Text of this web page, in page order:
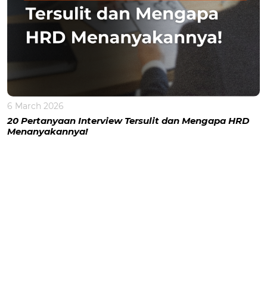
6 March 2026
20 Pertanyaan Interview Tersulit dan Mengapa HRD
Menanyakannya!